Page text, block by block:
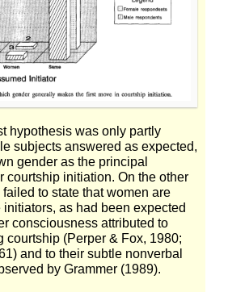
hypothesis was only partly
subjects answered as expected,
gender as the principal
courtship initiation. On the other
failed to state that women are
initiators, as had been expected
consciousness attributed to
courtship (Perper & Fox, 1980;
and to their subtle nonverbal
by Grammer (1989).